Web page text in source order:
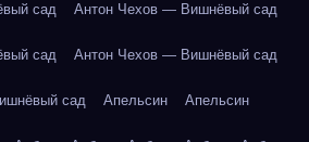
сад Антон Чехов — Вишнёвый сад
сад Антон Чехов — Вишнёвый сад
сад Апельсин Апельсин